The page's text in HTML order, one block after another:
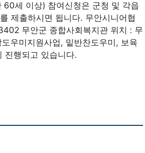
세 이상) 참여신청은 군청 및 각읍
제출하시면 됩니다. 무안시니어협
무안군 종합사회복지관 위치 : 무
우미지원사업, 밑반찬도우미, 보육
진행되고 있습니다.